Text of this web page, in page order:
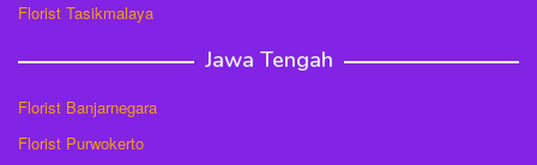
Florist Tasikmalaya
Jawa Tengah
Florist Banjarnegara
Florist Purwokerto